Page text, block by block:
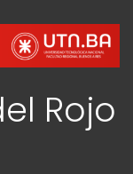
Rojo